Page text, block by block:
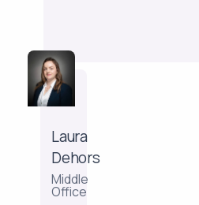
Laura
Dehors
Middle
Office
Laura
Dehors
Middle
Office